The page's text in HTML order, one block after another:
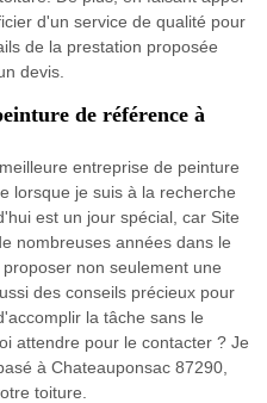
d'un service de qualité pour
de la prestation proposée
devis.
de référence à
entreprise de peinture
lorsque je suis à la recherche
est un jour spécial, car Site
nombreuses années dans le
non seulement une
des conseils précieux pour
la tâche sans le
attendre pour le contacter ? Je
à Chateauponsac 87290,
toiture.